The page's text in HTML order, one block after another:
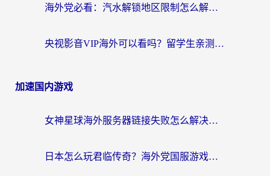
海外党必看：汽水解锁地区限制怎么解除？3招解决国内影音&生活服务难题
央视影音VIP海外可以看吗？留学生亲测有效的回国加速器选择指南
加速国内游戏
女神星球海外服务器链接失败怎么解决？海外党国服游戏加速避坑指南
日本怎么玩君临传奇？海外党国服游戏加速避坑指南（附菲律宾欧洲玩家实测）